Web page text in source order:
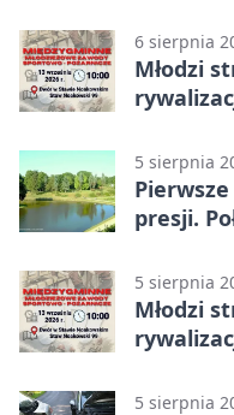
6 sierpnia
Młodzi
5 sierpnia
presji.
5 sierpnia
Młodzi
5 sierpnia